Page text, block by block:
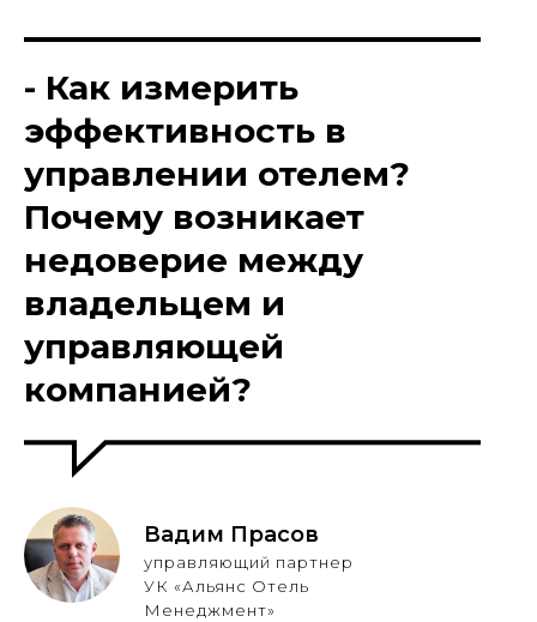
- Как измерить
эффективность в
управлении отелем?
Почему возникает
недоверие между
владельцем и
управляющей
компанией?
Вадим Прасов
управляющий партнер
УК «Альянс Отель
Менеджмент»